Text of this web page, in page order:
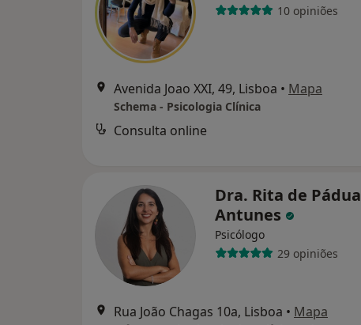
10 opiniões
Avenida Joao XXI, 49, Lisboa • Mapa
Schema - Psicologia Clínica
Consulta online
Dra. Rita de Pádua
Antunes
Psicólogo
29 opiniões
Rua João Chagas 10a, Lisboa • Mapa